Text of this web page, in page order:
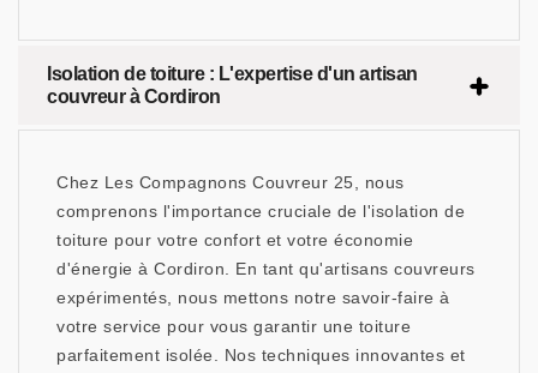
Isolation de toiture : L'expertise d'un artisan
couvreur à Cordiron
Chez Les Compagnons Couvreur 25, nous
comprenons l'importance cruciale de l'isolation de
toiture pour votre confort et votre économie
d'énergie à Cordiron. En tant qu'artisans couvreurs
expérimentés, nous mettons notre savoir-faire à
votre service pour vous garantir une toiture
parfaitement isolée. Nos techniques innovantes et